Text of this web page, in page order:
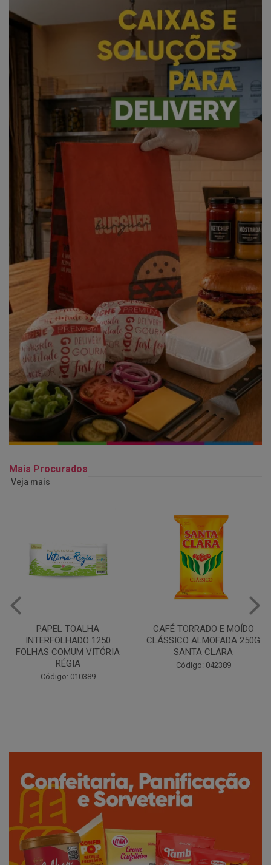
Mais Procurados
Veja mais
CAFÉ TORRADO E MOÍDO
CLÁSSICO ALMOFADA 250G
SANTA CLARA
Código: 042389
Copo Plástico Branco 180ml
Pacote c/100 - Cristalcopo
Código: 031413